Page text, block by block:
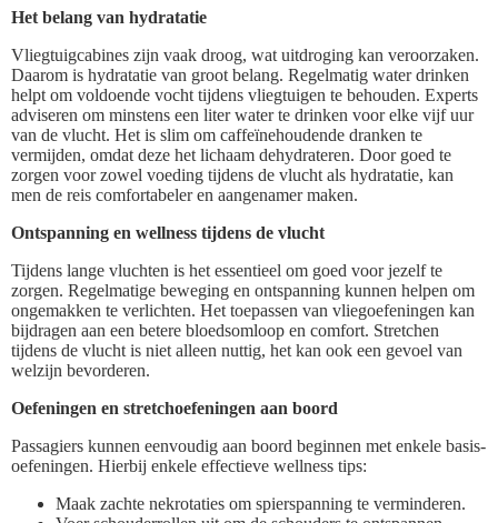
Het belang van hydratatie
Vliegtuigcabines zijn vaak droog, wat uitdroging kan veroorzaken.
Daarom is hydratatie van groot belang. Regelmatig water drinken
helpt om voldoende vocht tijdens vliegtuigen te behouden. Experts
adviseren om minstens een liter water te drinken voor elke vijf uur
van de vlucht. Het is slim om caffeïnehoudende dranken te
vermijden, omdat deze het lichaam dehydrateren. Door goed te
zorgen voor zowel voeding tijdens de vlucht als hydratatie, kan
men de reis comfortabeler en aangenamer maken.
Ontspanning en wellness tijdens de vlucht
Tijdens lange vluchten is het essentieel om goed voor jezelf te
zorgen. Regelmatige beweging en ontspanning kunnen helpen om
ongemakken te verlichten. Het toepassen van vliegoefeningen kan
bijdragen aan een betere bloedsomloop en comfort. Stretchen
tijdens de vlucht is niet alleen nuttig, het kan ook een gevoel van
welzijn bevorderen.
Oefeningen en stretchoefeningen aan boord
Passagiers kunnen eenvoudig aan boord beginnen met enkele basis-
oefeningen. Hierbij enkele effectieve wellness tips:
Maak zachte nekrotaties om spierspanning te verminderen.